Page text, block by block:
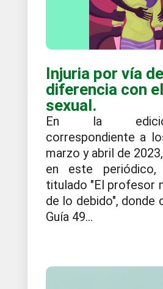
Injuria por vía
diferencia con
sexual.
En la
correspondiente a
marzo y abril de
en este
titulado "El profesor
de lo debido", donde
Guía 49...